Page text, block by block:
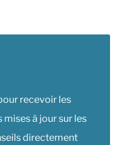
recevoir les
à jour sur les
directement